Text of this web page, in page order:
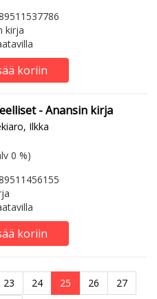
kirja
koriin
- Anansin kirja
Ilkka
hinta hinta
0 %)
koriin
23 24 25 26
27